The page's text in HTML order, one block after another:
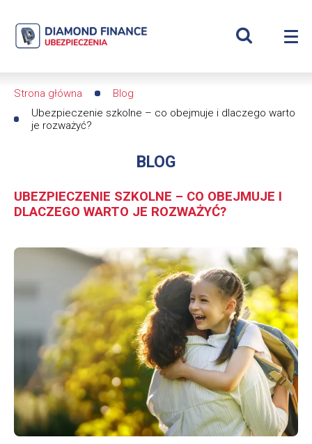
Ubezpieczenie
–
co
dlaczego
rozważyć?
DFS24
Wyświetl
Ścieżka
nawigacyjna
Strona główna
Blog
Ubezpieczenie szkolne – co obejmuje i dlaczego warto
je rozważyć?
BLOG
UBEZPIECZENIE SZKOLNE – CO OBEJMUJE I
DLACZEGO WARTO JE ROZWAŻYĆ?
Obrazek